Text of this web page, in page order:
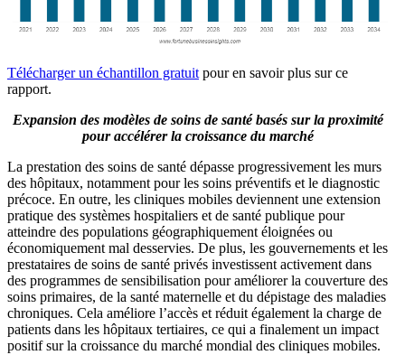
Télécharger un échantillon gratuitpour en savoir plus sur ce
rapport.
Expansion des modèles de soins de santé basés sur la proximité
pour accélérer la croissance du marché
La prestation des soins de santé dépasse progressivement les murs
des hôpitaux, notamment pour les soins préventifs et le diagnostic
précoce. En outre, les cliniques mobiles deviennent une extension
pratique des systèmes hospitaliers et de santé publique pour
atteindre des populations géographiquement éloignées ou
économiquement mal desservies. De plus, les gouvernements et les
prestataires de soins de santé privés investissent activement dans
des programmes de sensibilisation pour améliorer la couverture des
soins primaires, de la santé maternelle et du dépistage des maladies
chroniques. Cela améliore l’accès et réduit également la charge de
patients dans les hôpitaux tertiaires, ce qui a finalement un impact
positif sur la croissance du marché mondial des cliniques mobiles.